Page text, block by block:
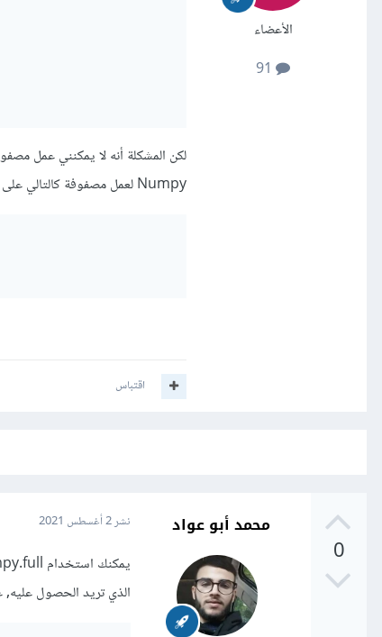
الأعضاء
لكن المشكلة أنه لا يمكنني عمل
Numpy لعمل مصفوفة كالتالي على سبيل المثال:
اقتباس
0
محمد أبو عواد نشر2 أغسطس 2021
الذي تريد الحصول عليه,